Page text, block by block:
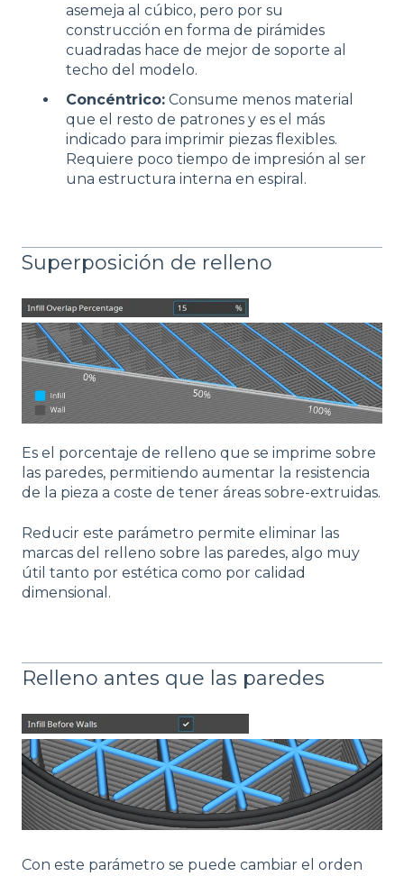
asemeja al cúbico, pero por su
construcción en forma de pirámides
cuadradas hace de mejor de soporte al
techo del modelo.
Concéntrico: Consume menos material
que el resto de patrones y es el más
indicado para imprimir piezas flexibles.
Requiere poco tiempo de impresión al ser
una estructura interna en espiral.
Superposición de relleno
Es el porcentaje de relleno que se imprime sobre
las paredes, permitiendo aumentar la resistencia
de la pieza a coste de tener áreas sobre-extruidas.
Reducir este parámetro permite eliminar las
marcas del relleno sobre las paredes, algo muy
útil tanto por estética como por calidad
dimensional.
Relleno antes que las paredes
Con este parámetro se puede cambiar el orden